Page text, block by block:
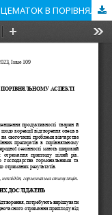
КОРЕКЦІЯ ВІДТВОРНОЇ ЗДАТНОСТІ ВІВЦЕМАТОК В ПОРІВНЯЛЬНОМУ АСПЕКТІ